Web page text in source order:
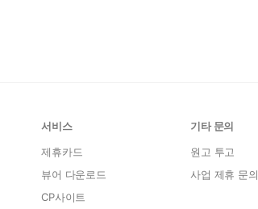
서비스
제휴카드
뷰어 다운로드
CP사이트
기타 문의
원고 투고
사업 제휴 문의